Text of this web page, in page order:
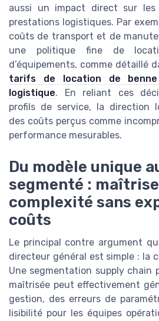
aussi un impact direct sur
prestations logistiques. Par
coûts de transport et de
une politique fine de
d’équipements, comme détaillé
tarifs de location de
logistique. En reliant ces
profils de service, la direction
des coûts perçus comme
performance mesurables.
Du modèle unique
segmenté :
complexité sans
coûts
Le principal contre argument
directeur général est simple : la
Une segmentation supply chain
maîtrisée peut effectivement
gestion, des erreurs de
lisibilité pour les équipes